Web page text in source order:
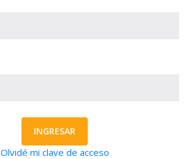
INGRESAR
Olvidé mi clave de acceso